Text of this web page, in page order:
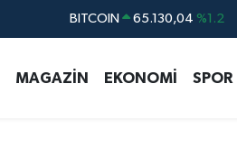
47,7106
MAGAZİN EKONOMİ SPOR